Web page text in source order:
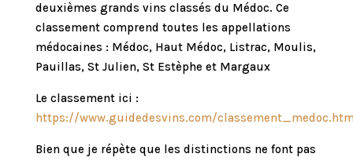
deuxièmes grands vins classés du Médoc. Ce
classement comprend toutes les appellations
médocaines : Médoc, Haut Médoc, Listrac, Moulis,
Pauillas, St Julien, St Estèphe et Margaux
Le classement ici :
https://www.guidedesvins.com/
Bien que je répète que les distinctions ne font pas